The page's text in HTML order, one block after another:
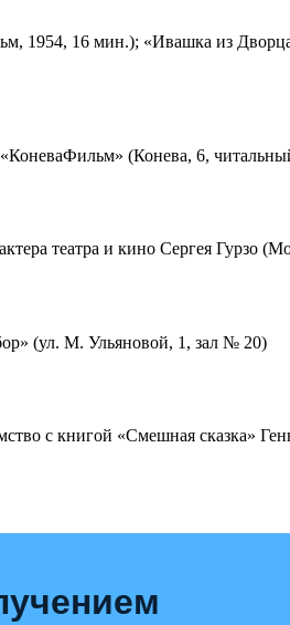
1954, 16 мин.); «Ивашка из
(Конева, 6,
театра и кино Сергея Гурзо
(ул. М. Ульяновой, 1, зал № 20)
с книгой «Смешная сказка»